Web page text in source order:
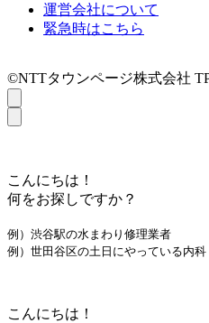
運営会社について
緊急時はこちら
©NTTタウンページ株式会社
こんにちは！
何をお探しですか？
例）渋谷駅の水まわり修理業者
例）世田谷区の土日にやっている内科
こんにちは！